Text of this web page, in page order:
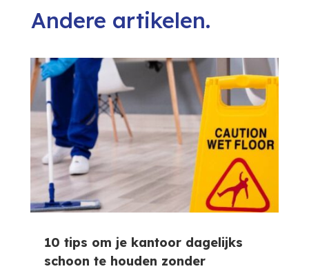
Andere artikelen.
10 tips om je kantoor dagelijks
schoon te houden zonder